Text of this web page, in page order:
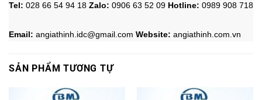
Tel: 028 66 54 94 18 Zalo: 0906 63 52 09 Hotline: 0989 908 718
Email: angiathinh.idc@gmail.com Website: angiathinh. com.vn
SẢN PHẨM TƯƠNG TỰ